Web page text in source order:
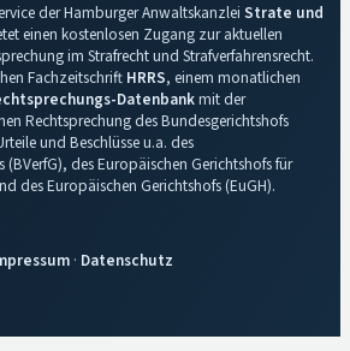
der Hamburger Anwaltskanzlei Strate und
einen kostenlosen Zugang zur aktuellen
im Strafrecht und Strafverfahrensrecht.
Fachzeitschrift HRRS, einem monatlichen
Datenbankmit der
Rechtsprechung des Bundesgerichtshofs
und Beschlüsse u.a. des
(BVerfG), des Europäischen Gerichtshofs für
des Europäischen Gerichtshofs (EuGH).
· Datenschutz